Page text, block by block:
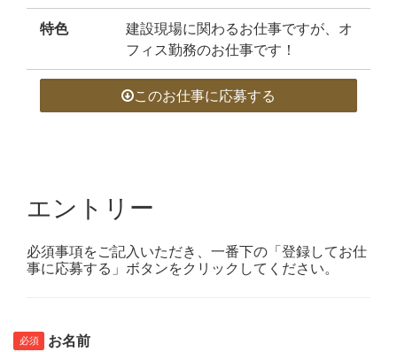
特色
建設現場に関わるお仕事ですが、オ
フィス勤務のお仕事です！
このお仕事に応募する
エントリー
必須事項をご記入いただき、一番下の「登録してお仕
事に応募する」ボタンをクリックしてください。
必須 お名前